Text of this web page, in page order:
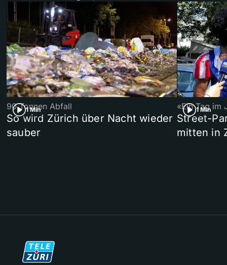
1 Min
90 Tonnen Abfall
So wird Zürich über Nacht wieder
sauber
1 Min
«Ein Tag im
Street-
mitten in